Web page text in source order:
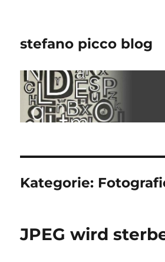
stefano picco blog
Kategorie:
JPEG wird